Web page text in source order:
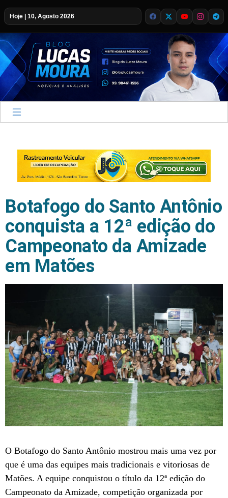
Hoje | 10, Agosto 2026
Botafogo do Santo Antônio
conquista a 12ª edição do
Campeonato da Amizade
em Matões
O Botafogo do Santo Antônio mostrou mais uma vez por
que é uma das equipes mais tradicionais e vitoriosas de
Matões. A equipe conquistou o título da 12ª edição do
Campeonato da Amizade, competição organizada por